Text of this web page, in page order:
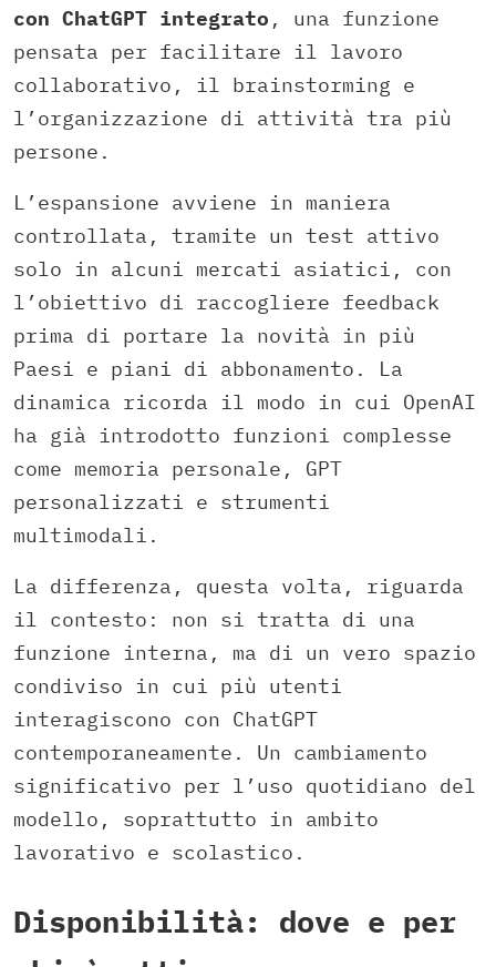
con ChatGPT integrato , una funzione
pensata per facilitare il lavoro
collaborativo, il brainstorming e
l’organizzazione di attività tra più
persone.
L’espansione avviene in maniera
controllata, tramite un test attivo
solo in alcuni mercati asiatici, con
l’obiettivo di raccogliere feedback
prima di portare la novità in più
Paesi e piani di abbonamento. La
dinamica ricorda il modo in cui OpenAI
ha già introdotto funzioni complesse
come memoria personale, GPT
personalizzati e strumenti
multimodali.
La differenza, questa volta, riguarda
il contesto: non si tratta di una
funzione interna, ma di un vero spazio
condiviso in cui più utenti
interagiscono con ChatGPT
contemporaneamente. Un cambiamento
significativo per l’uso quotidiano del
modello, soprattutto in ambito
lavorativo e scolastico.
Disponibilità: dove e per